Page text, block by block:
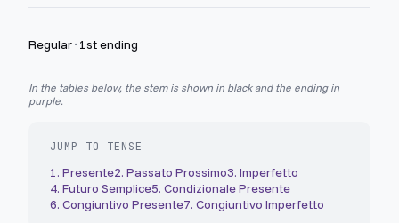
Regular· 1st ending
In the tables below, the stem is shown in black and the ending in
purple.
JUMP TO TENSE
1. Presente2. Passato Prossimo3. Imperfetto
4. Futuro Semplice5. Condizionale Presente
6. Congiuntivo Presente7. Congiuntivo Imperfetto